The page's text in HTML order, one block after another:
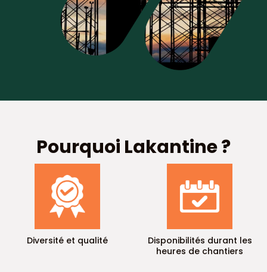
Pourquoi Lakantine ?
Diversité et qualité
Disponibilités durant les
heures de chantiers